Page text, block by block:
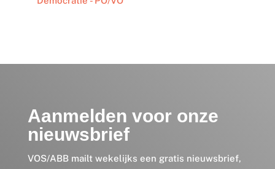
Aanmelden voor onze
nieuwsbrief
VOS/ABB mailt wekelijks een gratis nieuwsbrief,